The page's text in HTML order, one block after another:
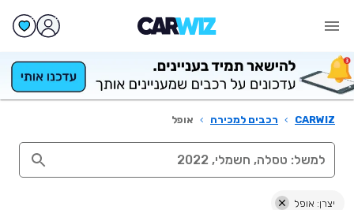
CARWIZ
› רכבים למכירה › אופל
יצרן: אופל